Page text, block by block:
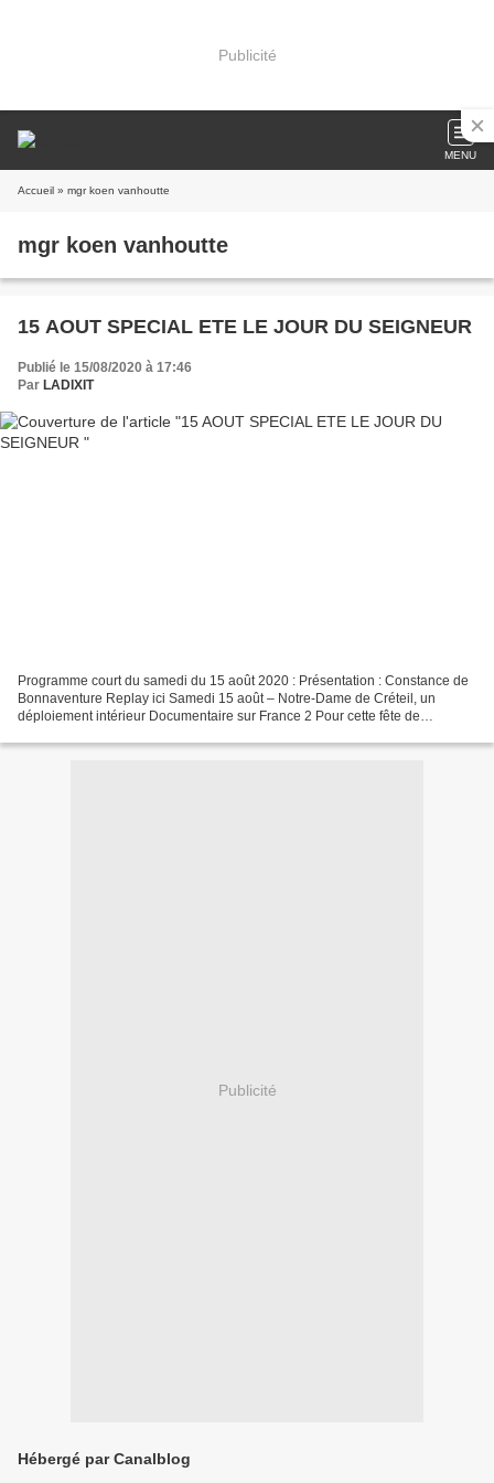
Publicité
MENU
Accueil » mgr koen vanhoutte
mgr koen vanhoutte
15 AOUT SPECIAL ETE LE JOUR DU SEIGNEUR
Publié le 15/08/2020 à 17:46
Par LADIXIT
Programme court du samedi du 15 août 2020 : Présentation : Constance de
Bonnaventure Replay ici Samedi 15 août – Notre-Dame de Créteil, un
déploiement intérieur Documentaire sur France 2 Pour cette fête de
Publicité
Hébergé par Canalblog